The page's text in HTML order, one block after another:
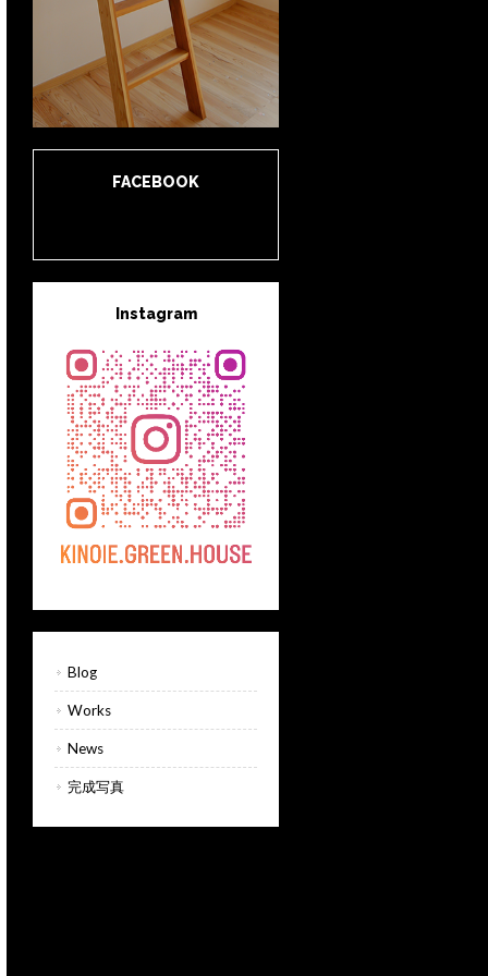
FACEBOOK
Instagram
Blog
Works
News
完成写真